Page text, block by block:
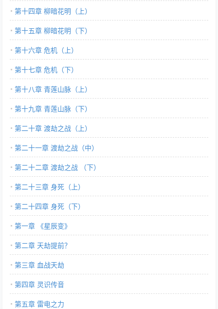
第十四章 柳暗花明（上）
第十五章 柳暗花明（下）
第十六章 危机（上）
第十七章 危机（下）
第十八章 青莲山脉（上）
第十九章 青莲山脉（下）
第二十章 渡劫之战（上）
第二十一章 渡劫之战（中）
第二十二章 渡劫之战 （下）
第二十三章 身死（上）
第二十四章 身死（下）
第一章 《星辰变》
第二章 天劫提前？
第三章 血战天劫
第四章 灵识传音
第五章 雷电之力